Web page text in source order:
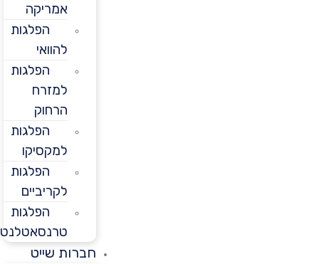
אמריקה
הפלגות
הפלגות
למזרח
הרחוק
הפלגות
למקסיקו
הפלגות
לקריביים
הפלגות
טרנסאטלנטיות
חברות שייט